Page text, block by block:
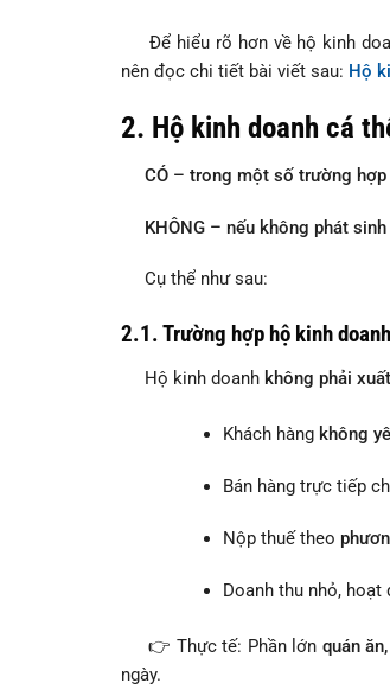
Để hiểu rõ hơn về hộ kinh
nên đọc chi tiết bài viết sau: Hộ
2. Hộ kinh doanh cá
CÓ – trong một số trường hợp
KHÔNG – nếu không phát sinh
Cụ thể như sau:
2.1.Trường hợp hộ kinh
Hộ kinh doanh không phải
Khách hàng không
Bán hàng trực tiếp
Nộp thuế theo
Doanh thu nhỏ, hoạt
👉 Thực tế: Phần lớn quán
ngày.